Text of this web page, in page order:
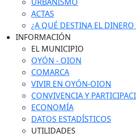
ACTAS
¿A QUÉ DESTINA EL
INFORMACIÓN
EL MUNICIPIO
OYÓN - OION
COMARCA
VIVIR EN OYÓN-OION
CONVIVENCIA Y
ECONOMÍA
DATOS ESTADÍSTICOS
UTILIDADES